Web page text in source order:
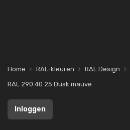
Home RAL-kleuren RAL Design
RAL 290 40 25 Dusk mauve
Inloggen